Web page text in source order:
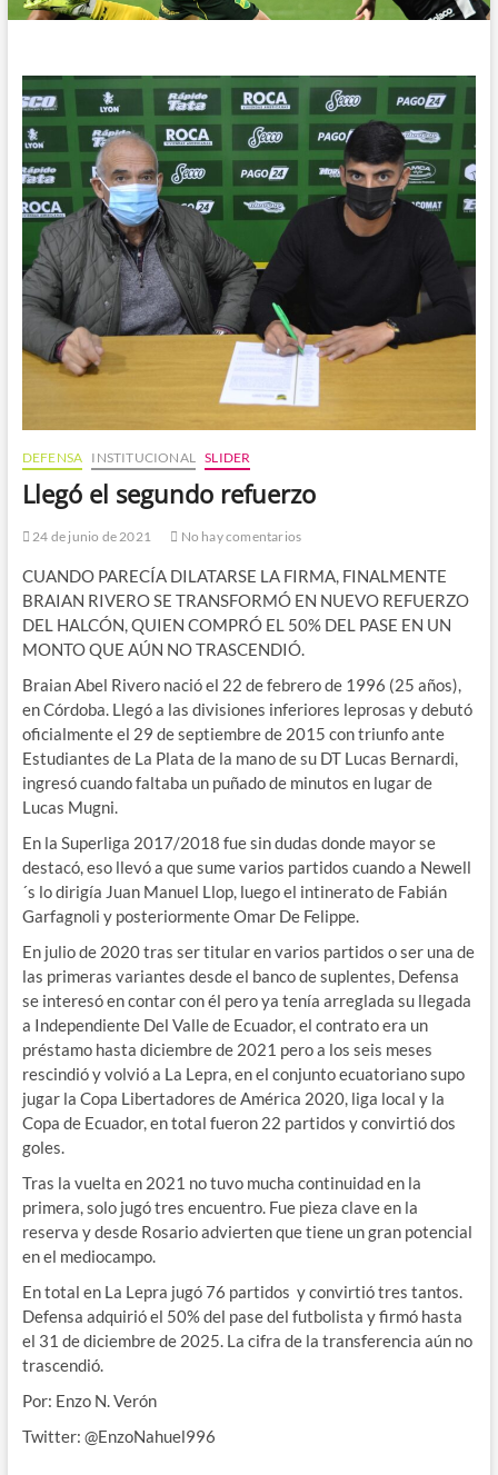
DEFENSA INSTITUCIONAL SLIDER
Llegó el segundo refuerzo
24 de junio de 2021 No hay comentarios
CUANDO PARECÍA DILATARSE LA FIRMA, FINALMENTE
BRAIAN RIVERO SE TRANSFORMÓ EN NUEVO REFUERZO
DEL HALCÓN, QUIEN COMPRÓ EL 50% DEL PASE EN UN
MONTO QUE AÚN NO TRASCENDIÓ.
Braian Abel Rivero nació el 22 de febrero de 1996 (25 años),
en Córdoba. Llegó a las divisiones inferiores leprosas y debutó
oficialmente el 29 de septiembre de 2015 con triunfo ante
Estudiantes de La Plata de la mano de su DT Lucas Bernardi,
ingresó cuando faltaba un puñado de minutos en lugar de
Lucas Mugni.
En la Superliga 2017/2018 fue sin dudas donde mayor se
destacó, eso llevó a que sume varios partidos cuando a Newell
´s lo dirigía Juan Manuel Llop, luego el intinerato de Fabián
Garfagnoli y posteriormente Omar De Felippe.
En julio de 2020 tras ser titular en varios partidos o ser una de
las primeras variantes desde el banco de suplentes, Defensa
se interesó en contar con él pero ya tenía arreglada su llegada
a Independiente Del Valle de Ecuador, el contrato era un
préstamo hasta diciembre de 2021 pero a los seis meses
rescindió y volvió a La Lepra, en el conjunto ecuatoriano supo
jugar la Copa Libertadores de América 2020, liga local y la
Copa de Ecuador, en total fueron 22 partidos y convirtió dos
goles.
Tras la vuelta en 2021 no tuvo mucha continuidad en la
primera, solo jugó tres encuentro. Fue pieza clave en la
reserva y desde Rosario advierten que tiene un gran potencial
en el mediocampo.
En total en La Lepra jugó 76 partidos y convirtió tres tantos.
Defensa adquirió el 50% del pase del futbolista y firmó hasta
el 31 de diciembre de 2025. La cifra de la transferencia aún no
trascendió.
Por: Enzo N. Verón
Twitter: @EnzoNahuel996